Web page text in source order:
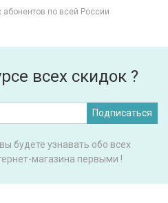
по всей России
всех скидок ?
Подписаться
будете узнавать обо всех
магазина первыми !